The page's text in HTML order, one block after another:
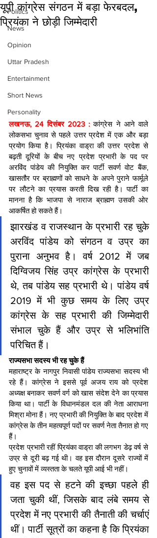
Politics
News
Opinion
Uttar Pradesh
Entertainment
Short News
Personality
यूपी कांग्रेस संगठन में बड़ा फेरबदल,
प्रियंका ने छोड़ी जिम्मेदारी
लखनऊ, 24 दिसंबर 2023 : कांग्रेस ने आने वाले
लोकसभा चुनाव से पहले उत्तर प्रदेश में एक और बड़ा
प्रयोग किया है। प्रियंका वाड्रा की उत्तर प्रदेश से
बढ़ती दूरियों के बीच नए प्रदेश प्रभारी के पद पर
अरविंद पांडेय की नियुक्ति कर पार्टी सवर्ण वोट बैंक,
खासतौर पर ब्राह्मणों को साधने के अपने पुराने फार्मूले
पर लौटने का प्रयास करती दिख रही है। पार्टी का
मानना है कि भाजपा से नाराज ब्राह्मण उसकी ओर
आकर्षित हो सकते हैं।
झारखंड व राजस्थान के प्रभारी रह चुके
अरविंद पांडेय को संगठन व उप्र का
पुराना अनुभव है। वर्ष 2012 में जब
दिग्विजय सिंह उप्र कांग्रेस के प्रभारी
थे, तब पांडेय सह प्रभारी थे। पांडेय वर्ष
2019 में भी कुछ समय के लिए उप्र
कांग्रेस के सह प्रभारी की जिम्मेदारी
संभाल चुके हैं और उप्र से भलिभांति
परिचित हैं।
राज्यसभा सदस्य भी रह चुके हैं
महाराष्ट्र के नागपुर निवासी पांडेय राज्यसभा सदस्य भी
रहे हैं। कांग्रेस ने इससे पूर्व अजय राय को प्रदेश
अध्यक्ष बनाकर सवर्ण वर्ग को खास संदेश देने का प्रयास
किया था। पार्टी के विधानमंडल दल की नेता आराधना
मिश्रा मोना हैं। नए प्रभारी की नियुक्ति के बाद प्रदेश में
कांग्रेस के तीन महत्वपूर्ण पदों पर सवर्ण नेता तैनात हो गए
हैं।
प्रदेश प्रभारी रहीं प्रियंका वाड्रा की लगभग डेढ़ वर्ष से
उप्र से दूरी बढ़ गई थी। वह इस दौरान दूसरे राज्यों में
हुए चुनावों में व्यस्तता के चलते यूपी आई भी नहीं।
वह इस पद से हटने की इच्छा पहले ही
जता चुकी थीं, जिसके बाद लंबे समय से
प्रदेश में नए प्रभारी की तैनाती की चर्चाएं
थीं। पार्टी सूत्रों का कहना है कि प्रियंका